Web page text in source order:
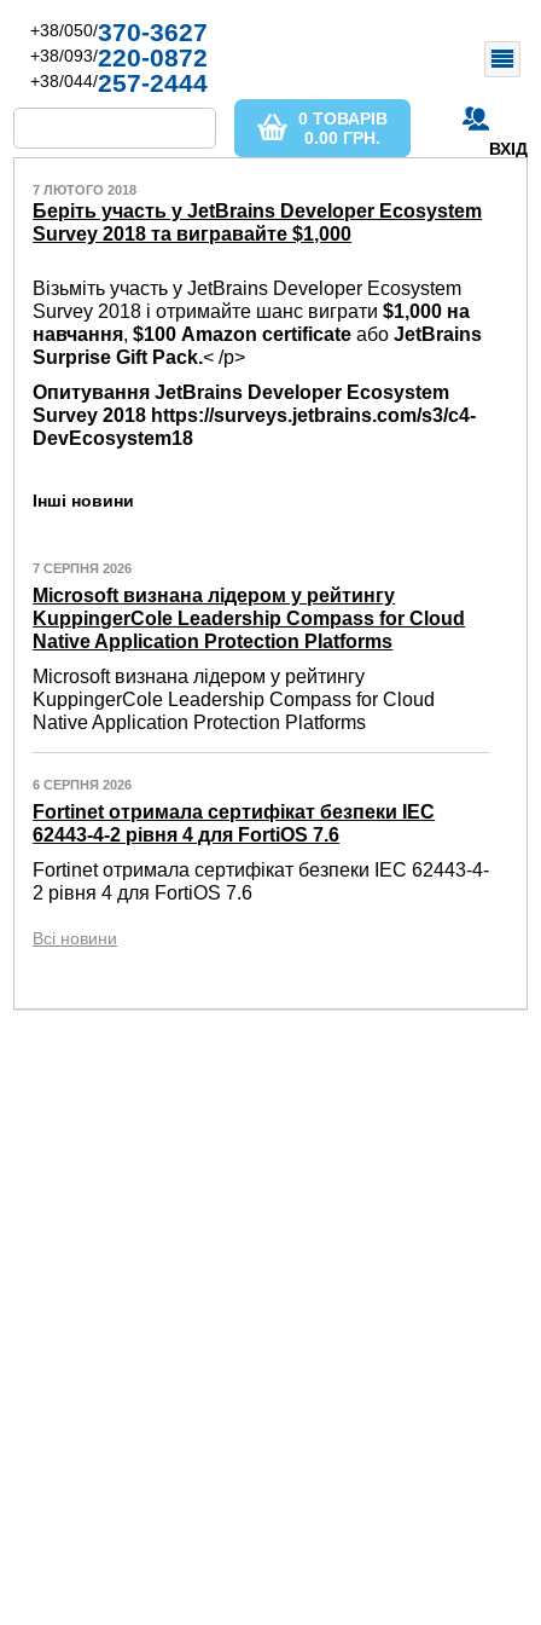
+38/050/370-3627
+38/093/220-0872
+38/044/257-2444
ВХІД
0 ТОВАРІВ
0.00 ГРН.
7 ЛЮТОГО 2018
Беріть участь у JetBrains Developer Ecosystem
Survey 2018 та вигравайте $1,000
Візьміть участь у JetBrains Developer Ecosystem
Survey 2018 і отримайте шанс виграти$1,000 на
навчання,$100 Amazon certificate абоJetBrains
Surprise Gift Pack.< /p>
Опитування JetBrains Developer Ecosystem
Survey 2018 https://surveys.jetbrains.com/s3/c4-
DevEcosystem18
Інші новини
7 СЕРПНЯ 2026
Microsoft визнана лідером у рейтингу
KuppingerCole Leadership Compass for Cloud
Native Application Protection Platforms
Microsoft визнана лідером у рейтингу
KuppingerCole Leadership Compass for Cloud
Native Application Protection Platforms
6 СЕРПНЯ 2026
Fortinet отримала сертифікат безпеки IEC
62443-4-2 рівня 4 для FortiOS 7.6
Fortinet отримала сертифікат безпеки IEC 62443-4-
2 рівня 4 для FortiOS 7.6
Всі новини